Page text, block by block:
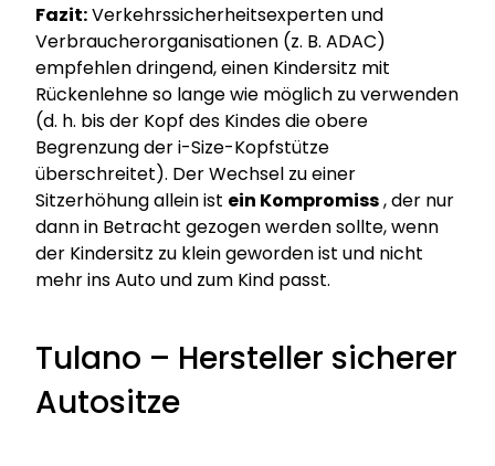
Fazit:Verkehrssicherheitsexperten und
Verbraucherorganisationen (z. B. ADAC)
empfehlen dringend, einen Kindersitz mit
Rückenlehne so lange wie möglich zu verwenden
(d. h. bis der Kopf des Kindes die obere
Begrenzung der i-Size-Kopfstütze
überschreitet). Der Wechsel zu einer
Sitzerhöhung allein ist ein Kompromiss, der nur
dann in Betracht gezogen werden sollte, wenn
der Kindersitz zu klein geworden ist und nicht
mehr ins Auto und zum Kind passt.
Tulano – Hersteller sicherer
Autositze